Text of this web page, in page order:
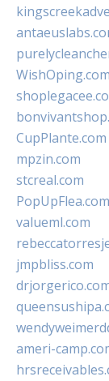
WishOping.com
CupPlante.com
mpzin.com
stcreal.com
PopUpFlea.com
valueml.com
jmpbliss.com
ameri-